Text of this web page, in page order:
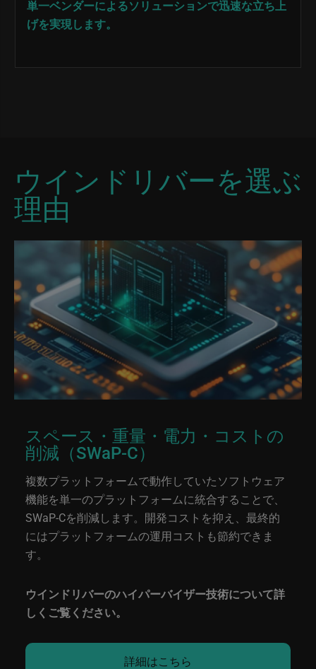
単一ベンダーによるソリューションで迅速な立ち上
げを実現します。
ウインドリバーを選ぶ
理由
スペース・重量・電力・コストの
削減（SWaP-C）
複数プラットフォームで動作していたソフトウェア
機能を単一のプラットフォームに統合することで、
SWaP-Cを削減します。開発コストを抑え、最終的
にはプラットフォームの運用コストも節約できま
す。
ウインドリバーのハイパーバイザー技術について詳
しくご覧ください。
詳細はこちら